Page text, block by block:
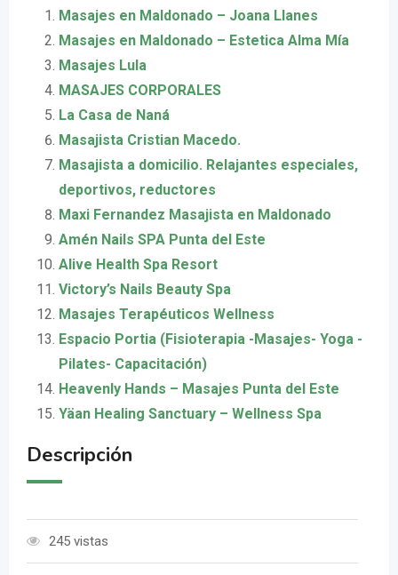
Masajes en Maldonado – Joana Llanes
Masajes en Maldonado – Estetica Alma Mía
Masajes Lula
MASAJES CORPORALES
La Casa de Naná
Masajista Cristian Macedo.
Masajista a domicilio. Relajantes especiales,
deportivos, reductores
Maxi Fernandez Masajista en Maldonado
Amén Nails SPA Punta del Este
Alive Health Spa Resort
Victory’s Nails Beauty Spa
Masajes Terapéuticos Wellness
Espacio Portia (Fisioterapia -Masajes- Yoga -
Pilates- Capacitación)
Heavenly Hands – Masajes Punta del Este
Yäan Healing Sanctuary – Wellness Spa
Descripción
245 vistas